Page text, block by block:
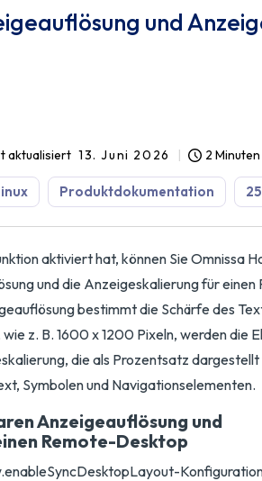
und
aktualisiert 13. Juni 2026 2
Produktdokumentation
aktiviert hat, können Sie Omnissa
und die Anzeigeskalierung für einen
bestimmt die Schärfe des
z. B. 1600 x 1200 Pixeln, werden die
die als Prozentsatz
Symbolen und Navigationselementen.
Anzeigeauflösung und
Remote-Desktop